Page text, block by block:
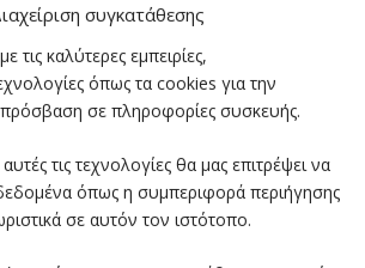
συγκατάθεσης
τις καλύτερες εμπειρίες,
όπως τα cookies για την
σε πληροφορίες συσκευής.
τις τεχνολογίες θα μας επιτρέψει να
όπως η συμπεριφορά περιήγησης
σε αυτόν τον ιστότοπο.